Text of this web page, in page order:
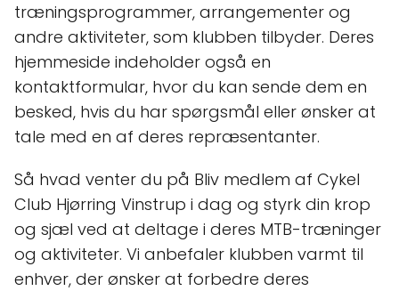
træningsprogrammer, arrangementer og
andre aktiviteter, som klubben tilbyder. Deres
hjemmeside indeholder også en
kontaktformular, hvor du kan sende dem en
besked, hvis du har spørgsmål eller ønsker at
tale med en af deres repræsentanter.
Så hvad venter du på Bliv medlem af Cykel
Club Hjørring Vinstrup i dag og styrk din krop
og sjæl ved at deltage i deres MTB-træninger
og aktiviteter. Vi anbefaler klubben varmt til
enhver, der ønsker at forbedre deres